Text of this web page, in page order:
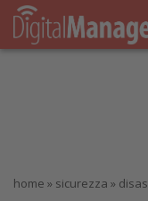
home » sicurezza »